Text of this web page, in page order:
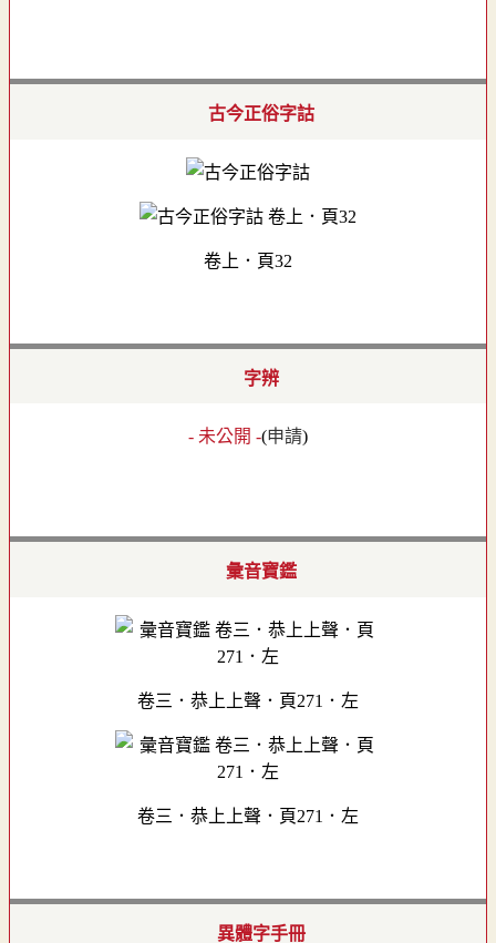
古今正俗字詁
卷上．頁32
字辨
- 未公開 -(申請)
彙音寶鑑
卷三．恭上上聲．頁271．左
卷三．恭上上聲．頁271．左
異體字手冊